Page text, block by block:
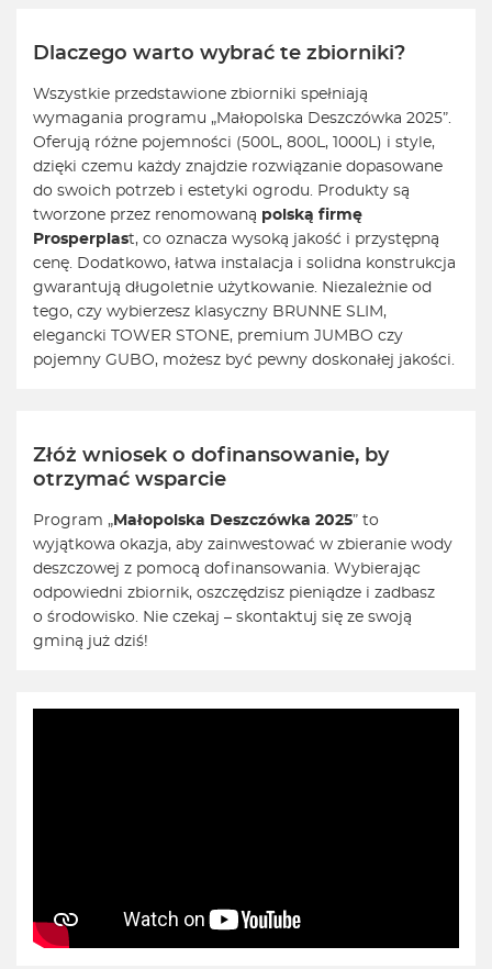
Dlaczego warto wybrać te zbiorniki?
Wszystkie przedstawione zbiorniki spełniają
wymagania programu „Małopolska Deszczówka 2025”.
Oferują różne pojemności (500L, 800L, 1000L) i style,
dzięki czemu każdy znajdzie rozwiązanie dopasowane
do swoich potrzeb i estetyki ogrodu. Produkty są
tworzone przez renomowaną polską firmę
Prosperplast, co oznacza wysoką jakość i przystępną
cenę. Dodatkowo, łatwa instalacja i solidna konstrukcja
gwarantują długoletnie użytkowanie. Niezależnie od
tego, czy wybierzesz klasyczny BRUNNE SLIM,
elegancki TOWER STONE, premium JUMBO czy
pojemny GUBO, możesz być pewny doskonałej jakości.
Złóż wniosek o dofinansowanie, by
otrzymać wsparcie
Program „ Małopolska Deszczówka 2025” to
wyjątkowa okazja, aby zainwestować w zbieranie wody
deszczowej z pomocą dofinansowania. Wybierając
odpowiedni zbiornik, oszczędzisz pieniądze i zadbasz
o środowisko. Nie czekaj – skontaktuj się ze swoją
gminą już dziś!